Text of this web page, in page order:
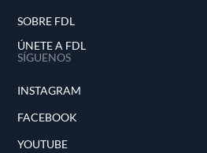
SOBRE FDL
ÚNETE A FDL
SÍGUENOS
INSTAGRAM
FACEBOOK
YOUTUBE